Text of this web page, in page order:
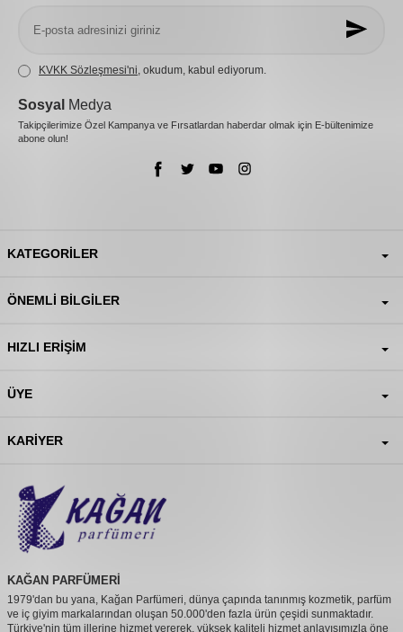
KVKK Sözleşmesi'ni , okudum, kabul ediyorum.
Sosyal Medya
Takipçilerimize Özel Kampanya ve Fırsatlardan haberdar olmak için E-bültenimize
abone olun!
KATEGORILER
ÖNEMLI BILGILER
HIZLI ERIŞIM
ÜYE
KARIYER
KAĞAN PARFÜMERİ
1979'dan bu yana, Kağan Parfümeri, dünya çapında tanınmış kozmetik, parfüm
ve iç giyim markalarından oluşan 50.000'den fazla ürün çeşidi sunmaktadır.
Türkiye'nin tüm illerine hizmet vererek, yüksek kaliteli hizmet anlayışımızla öne